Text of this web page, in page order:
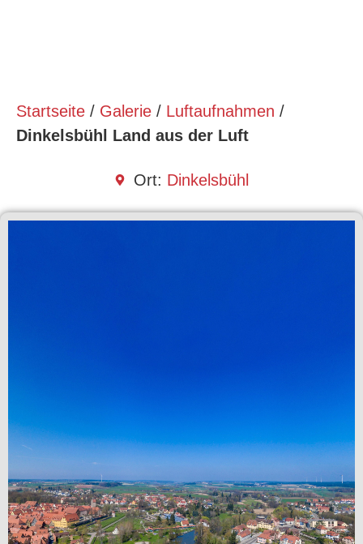
Startseite / Galerie / Luftaufnahmen /
Dinkelsbühl Land aus der Luft
Ort: Dinkelsbühl